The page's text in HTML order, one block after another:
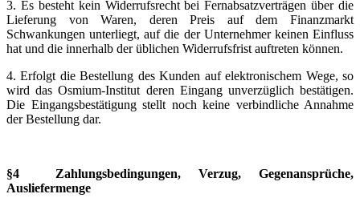
3. Es besteht kein Widerrufsrecht bei Fernabsatzverträgen über die
Lieferung von Waren, deren Preis auf dem Finanzmarkt
Schwankungen unterliegt, auf die der Unternehmer keinen Einfluss
hat und die innerhalb der üblichen Widerrufsfrist auftreten können.
4. Erfolgt die Bestellung des Kunden auf elektronischem Wege, so
wird das Osmium-Institut deren Eingang unverzüglich bestätigen.
Die Eingangsbestätigung stellt noch keine verbindliche Annahme
der Bestellung dar.
§4 Zahlungsbedingungen, Verzug, Gegenansprüche,
Ausliefermenge